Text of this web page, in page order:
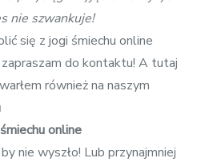
nie szwankuje!
się z jogi śmiechu online
do kontaktu! A tutaj
również na naszym
online
nie wyszło! Lub przynajmniej